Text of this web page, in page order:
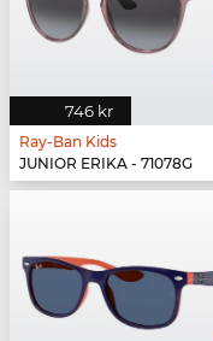
746 kr
Ray-Ban Kids
JUNIOR ERIKA - 71078G